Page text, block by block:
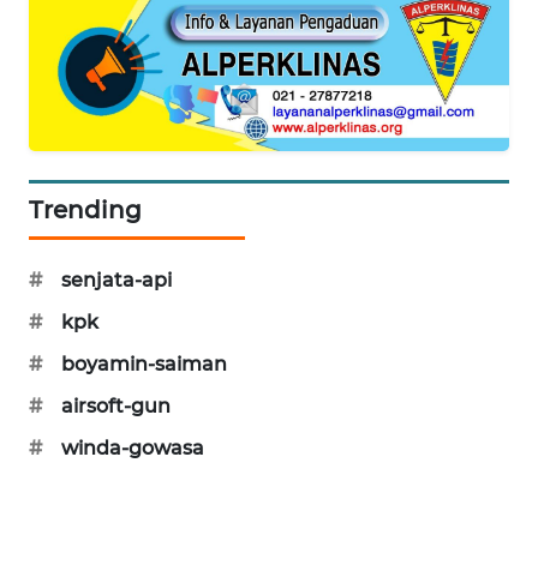
Trending
#
senjata-api
#
kpk
#
boyamin-saiman
#
airsoft-gun
#
winda-gowasa
ENERGI
NEWS
NEWS
BERKAT
NEWS
BERAMPU
NEWS
ANUGERAH